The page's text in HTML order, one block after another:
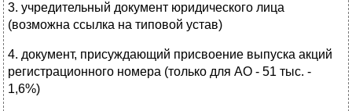
3. учредительный документ юридического лица
(возможна ссылка на типовой устав)
4. документ, присуждающий присвоение выпуска акций
регистрационного номера (только для АО - 51 тыс. -
1,6%)